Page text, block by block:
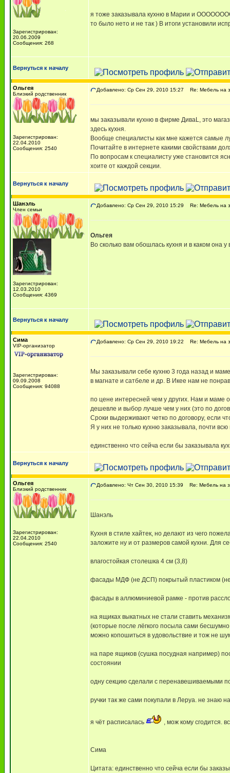
Зарегистрирован:
20.06.2009
Сообщения: 268
я тоже заказывала кухню в Марии и
то было нето и не так ) В итоги установили
Вернуться к началу
Ольгея
Близкий родственник
Зарегистрирован:
22.04.2010
Сообщения: 2540
Добавлено: Ср Сен 29, 2010 15:27 Re: Мебель на
мы заказывали кухню в фирме ДиваL, это
здесь кухня.
Вообще специалисты как мне кажется самые
Почитайте в интернете какими свойствами
По вопросам к специалисту уже становится
хоите от каждой секции.
Вернуться к началу
Шанэль
Член семьи
Зарегистрирован:
12.03.2010
Сообщения: 4369
Добавлено: Ср Сен 29, 2010 15:29 Re: Мебель на
Ольгея
Во сколько вам обошлась кухня и в каком она у
Вернуться к началу
Сима
VIP-организатор
Зарегистрирован:
09.09.2008
Сообщения: 94088
Добавлено: Ср Сен 29, 2010 19:22 Re: Мебель на
Мы заказывали себе кухню 3 года назад и
в магнате и сатбеле и др. В Икее нам не
по цене интересней чем у других. Нам и маме
дешевле и выбор лучше чем у них (это по
Сроки выдерживают четко по договору, если
Я у них не только кухню заказывала, почти
единственно что сейча если бы заказывала
Вернуться к началу
Ольгея
Близкий родственник
Зарегистрирован:
22.04.2010
Сообщения: 2540
Добавлено: Чт Сен 30, 2010 15:39 Re: Мебель на
Шанэль
Кухня в стиле хайтек, но делают из чего
заложите ну и от размеров самой кухни.
влагостойкая столешка 4 см (3,8)
фасады МДФ (не ДСП) покрытый пластиком
фасады в аллюминиевой рамке - против
на ящиках выкатных не стали ставить
(которые после лёгкого посыла сами
можно копошиться в удовольствие и тож не
на паре ящиков (сушка посудная например)
состоянии
одну секцию сделали с перенавешиваемыми
ручки так же сами покупали в Леруа. не знаю
я чёт расписалась , мож кому сгодится.
Сима
Цитата: единственно что сейча если бы